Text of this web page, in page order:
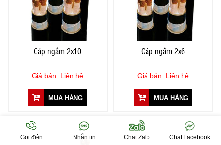
Cáp ngầm 2x10
Giá bán: Liên hệ
MUA HÀNG
Cáp ngầm 2x6
Giá bán: Liên hệ
MUA HÀNG
Gọi điện Nhắn tin Chat Zalo Chat Facebook